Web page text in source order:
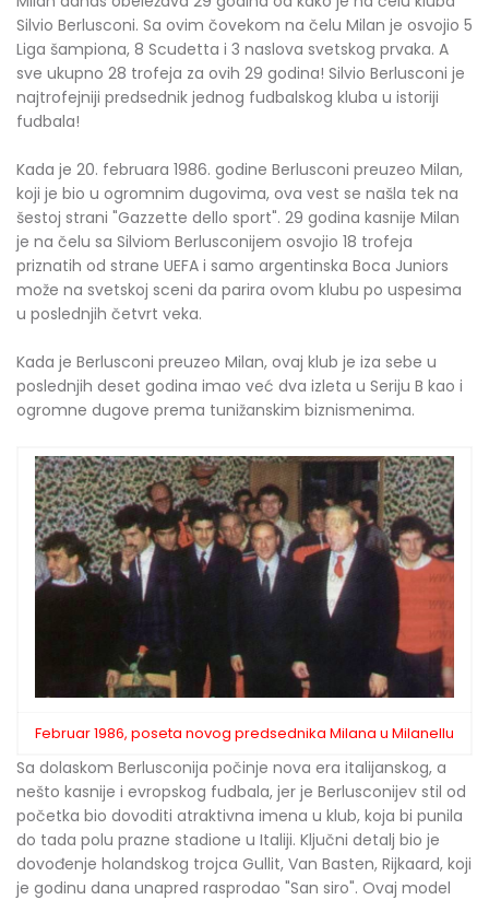
Silvio Berlusconi. Sa ovim čovekom na čelu Milan je osvojio 5
Liga šampiona, 8 Scudetta i 3 naslova svetskog prvaka. A
sve ukupno 28 trofeja za ovih 29 godina! Silvio Berlusconi je
najtrofejniji predsednik jednog fudbalskog kluba u istoriji
fudbala!
Kada je 20. februara 1986. godine Berlusconi preuzeo Milan,
koji je bio u ogromnim dugovima, ova vest se našla tek na
šestoj strani "Gazzette dello sport". 29 godina kasnije Milan
je na čelu sa Silviom Berlusconijem osvojio 18 trofeja
priznatih od strane UEFA i samo argentinska Boca Juniors
može na svetskoj sceni da parira ovom klubu po uspesima
u poslednjih četvrt veka.
Kada je Berlusconi preuzeo Milan, ovaj klub je iza sebe u
poslednjih deset godina imao već dva izleta u Seriju B kao i
ogromne dugove prema tunižanskim biznismenima.
Februar 1986, poseta novog predsednika Milana u Milanellu
Sa dolaskom Berlusconija počinje nova era italijanskog, a
nešto kasnije i evropskog fudbala, jer je Berlusconijev stil od
početka bio dovoditi atraktivna imena u klub, koja bi punila
do tada polu prazne stadione u Italiji. Ključni detalj bio je
dovođenje holandskog trojca Gullit, Van Basten, Rijkaard, koji
je godinu dana unapred rasprodao "San siro". Ovaj model